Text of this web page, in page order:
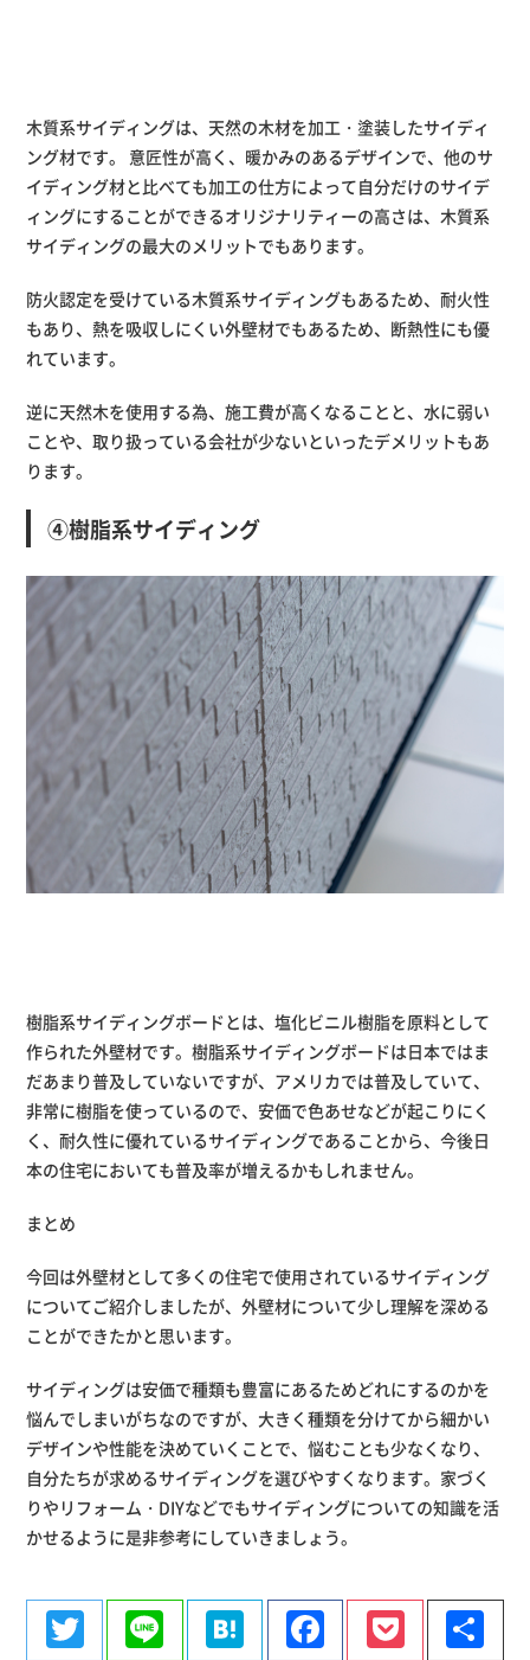
木質系サイディングは、天然の木材を加工・塗装したサイディ
ング材です。 意匠性が高く、暖かみのあるデザインで、他のサ
イディング材と比べても加工の仕方によって自分だけのサイデ
ィングにすることができるオリジナリティーの高さは、木質系
サイディングの最大のメリットでもあります。
防火認定を受けている木質系サイディングもあるため、耐火性
もあり、熱を吸収しにくい外壁材でもあるため、断熱性にも優
れています。
逆に天然木を使用する為、施工費が高くなることと、水に弱い
ことや、取り扱っている会社が少ないといったデメリットもあ
ります。
④樹脂系サイディング
樹脂系サイディングボードとは、塩化ビニル樹脂を原料として
作られた外壁材です。樹脂系サイディングボードは日本ではま
だあまり普及していないですが、アメリカでは普及していて、
非常に樹脂を使っているので、安価で色あせなどが起こりにく
く、耐久性に優れているサイディングであることから、今後日
本の住宅においても普及率が増えるかもしれません。
まとめ
今回は外壁材として多くの住宅で使用されているサイディング
についてご紹介しましたが、外壁材について少し理解を深める
ことができたかと思います。
サイディングは安価で種類も豊富にあるためどれにするのかを
悩んでしまいがちなのですが、大きく種類を分けてから細かい
デザインや性能を決めていくことで、悩むことも少なくなり、
自分たちが求めるサイディングを選びやすくなります。家づく
りやリフォーム・DIYなどでもサイディングについての知識を活
かせるように是非参考にしていきましょう。
TwitterLine HatenaFacebook
Pocket